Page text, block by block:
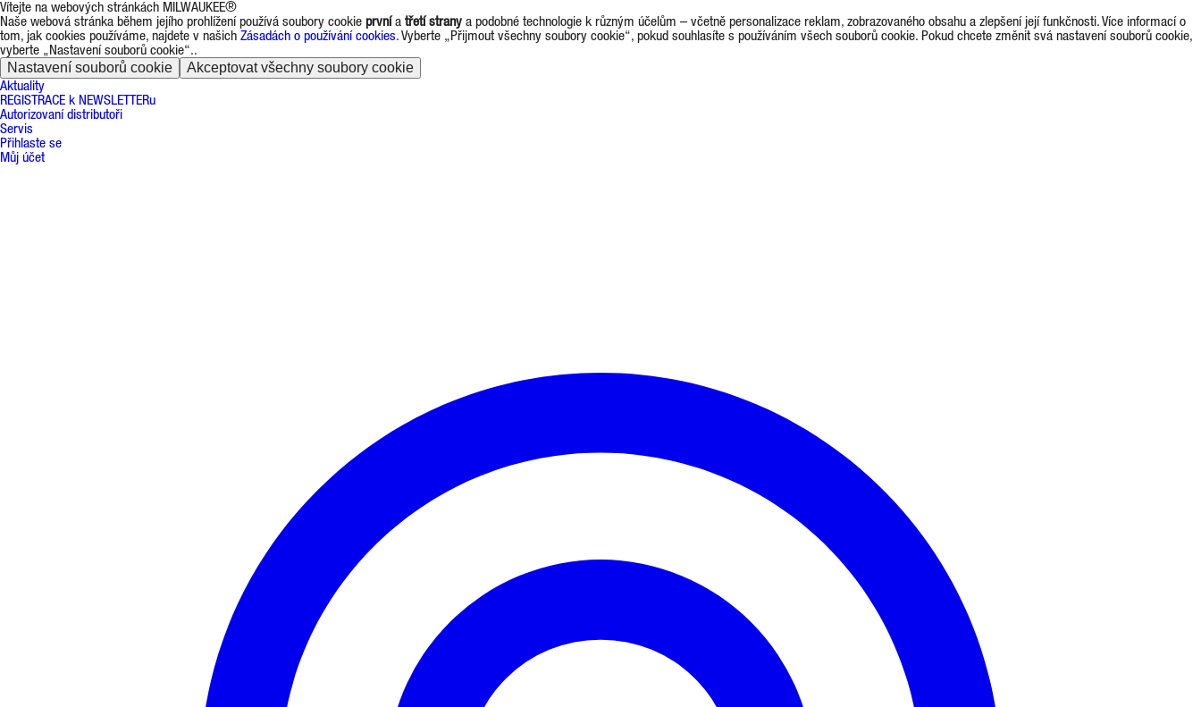
Vítejte na webových stránkách MILWAUKEE®
Naše webová stránka během jejího prohlížení používá soubory cookie prvnía třetí strany a podobné technologie k různým účelům – včetně personalizace reklam, zobrazovaného obsahu a zlepšení její funkčnosti. Více informací o
tom, jak cookies používáme, najdete v našich Zásadách o používání cookies. Vyberte „Přijmout všechny soubory cookie“, pokud souhlasíte s používáním všech souborů cookie. Pokud chcete změnit svá nastavení souborů cookie,
vyberte „Nastavení souborů cookie“..
Nastavení souborů cookie Akceptovat všechny soubory cookie
Aktuality
REGISTRACE k NEWSLETTERu
Autorizovaní distributoři
Servis
Přihlaste se
Můj účet